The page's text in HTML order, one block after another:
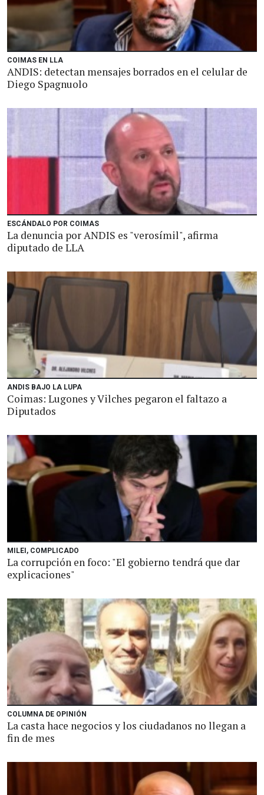
COIMAS EN LLA
ANDIS: detectan mensajes borrados en el celular de
Diego Spagnuolo
ESCÁNDALO POR COIMAS
La denuncia por ANDIS es "verosímil", afirma
diputado de LLA
ANDIS BAJO LA LUPA
Coimas: Lugones y Vilches pegaron el faltazo a
Diputados
MILEI, COMPLICADO
La corrupción en foco: "El gobierno tendrá que dar
explicaciones"
COLUMNA DE OPINIÓN
La casta hace negocios y los ciudadanos no llegan a
fin de mes